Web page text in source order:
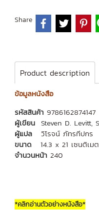
Share
Product description
ข้อมูลหนังสือ
รหัสสินค้า 9786162874147
ผู้เขียน Steven D. Levitt,
ผู้แปล วิโรจน์ ภัทรทีปกร
ขนาด 14.3 x 21 เซนติเม
จำนวนหน้า 240
*คลิกอ่านตัวอย่างหนังสือ*